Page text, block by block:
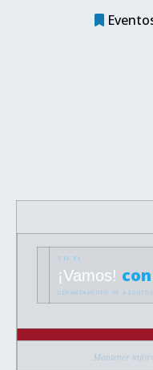
EN EL
¡Vamos!
DEPARTAMENTO DE
Mantener